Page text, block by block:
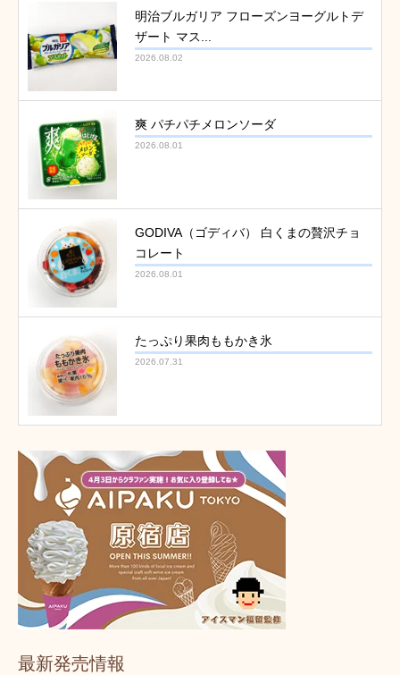
明治ブルガリア フローズンヨーグルトデ
ザート マス...
2026.08.02
爽 パチパチメロンソーダ
2026.08.01
GODIVA（ゴディバ） 白くまの贅沢チョ
コレート
2026.08.01
たっぷり果肉ももかき氷
2026.07.31
最新発売情報